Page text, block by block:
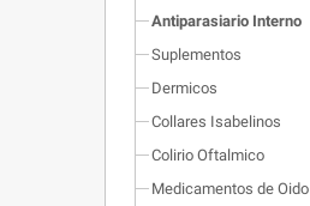
Antiparasiario Interno
Suplementos
Dermicos
Collares Isabelinos
Colirio Oftalmico
Medicamentos de Oido